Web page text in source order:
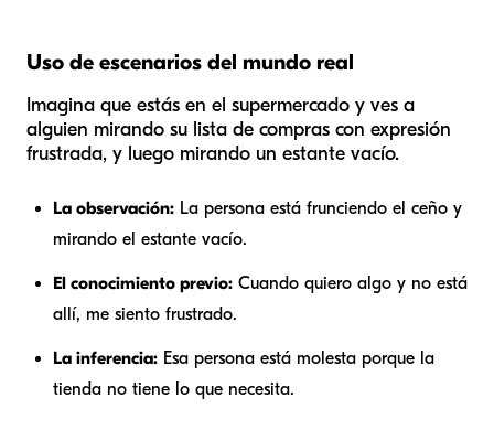
Uso de escenarios del mundo real
Imagina que estás en el supermercado y ves a
alguien mirando su lista de compras con expresión
frustrada, y luego mirando un estante vacío.
La observación: La persona está frunciendo el ceño y
mirando el estante vacío.
El conocimiento previo: Cuando quiero algo y no está
allí, me siento frustrado.
La inferencia: Esa persona está molesta porque la
tienda no tiene lo que necesita.